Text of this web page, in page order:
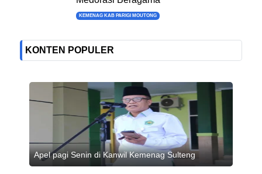
KEMENAG KAB PARIGI MOUTONG
KONTEN POPULER
Apel pagi Senin di Kanwil Kemenag Sulteng